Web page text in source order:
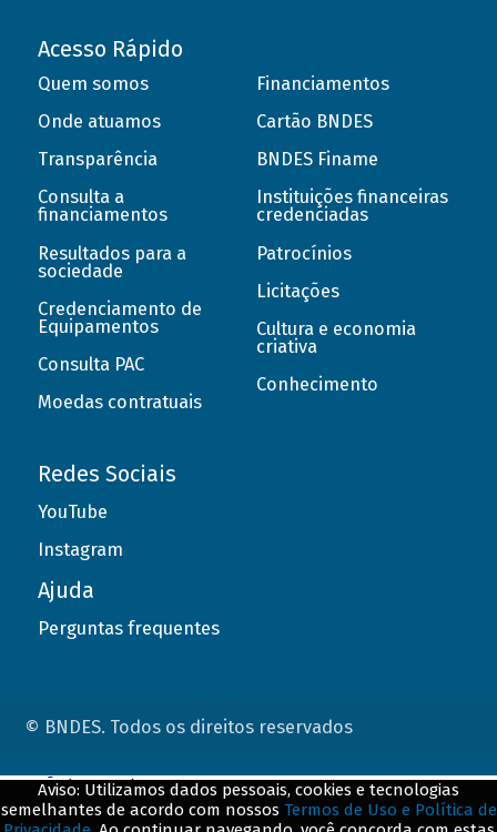
Acesso Rápido
Quem somos
Onde atuamos
Transparência
Consulta a
financiamentos
Resultados para a
sociedade
Credenciamento de
Equipamentos
Consulta PAC
Moedas contratuais
Financiamentos
Cartão BNDES
BNDES Finame
Instituições financeiras
credenciadas
Patrocínios
Licitações
Cultura e economia
criativa
Conhecimento
Redes Sociais
YouTube
Instagram
Ajuda
Perguntas frequentes
© BNDES. Todos os direitos reservados
Aviso: Utilizamos dados pessoais, cookies e tecnologias
semelhantes de acordo com nossos Termos de Uso e Política de
ConteÃºdo complementar
${title}${badge}